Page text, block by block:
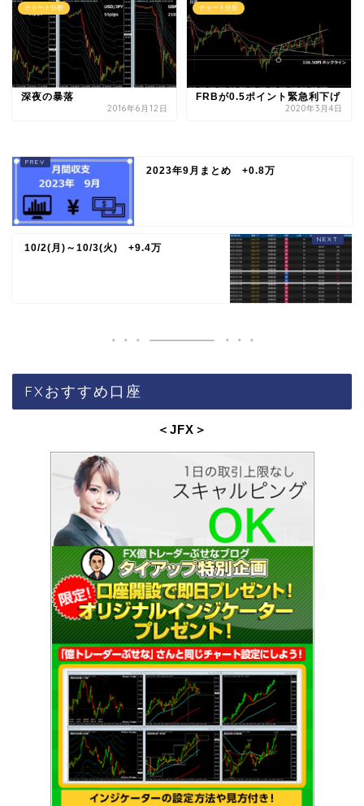
チャート分析
深夜の暴落
2016年6月12日
チャート分析
FRBが0.5ポイント緊急利下げ
2020年3月4日
2023年9月まとめ +0.8万
10/2(月)～10/3(火) +9.4万
FXおすすめ口座
＜JFX ＞